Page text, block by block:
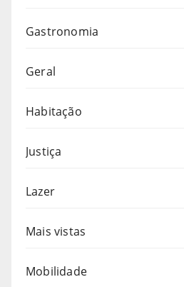
Gastronomia
Geral
Habitação
Justiça
Lazer
Mais vistas
Mobilidade